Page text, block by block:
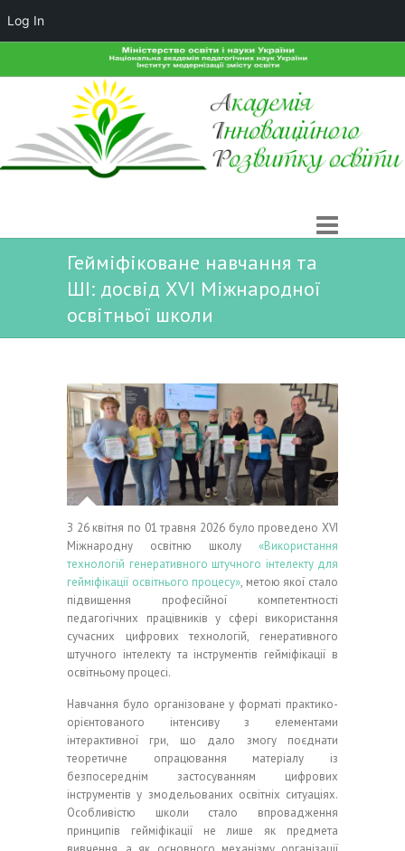
Гейміфіковане навчання та
ШІ: досвід ХVІ Міжнародної
освітньої школи
З 26 квітня по 01 травня 2026 було проведено ХVІ
Міжнародну освітню школу «Використання
технологій генеративного штучного інтелекту для
гейміфікації освітнього процесу», метою якої стало
підвищення професійної компетентності
педагогічних працівників у сфері використання
сучасних цифрових технологій, генеративного
штучного інтелекту та інструментів гейміфікації в
освітньому процесі.
Навчання було організоване у форматі практико-
орієнтованого інтенсиву з елементами
інтерактивної гри, що дало змогу поєднати
теоретичне опрацювання матеріалу із
безпосереднім застосуванням цифрових
інструментів у змодельованих освітніх ситуаціях.
Особливістю школи стало впровадження
принципів гейміфікації не лише як предмета
Log In